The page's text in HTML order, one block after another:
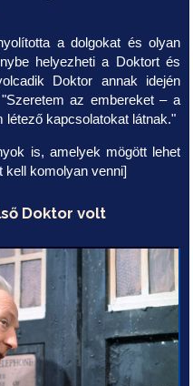
a dolgokat és olyan
helyezheti a Doktort és
Doktor annak idején
az embereket – a
létező kapcsolatokat látnak."
is, amelyek mögött lehet
kell komolyan venni]
Doktor volt